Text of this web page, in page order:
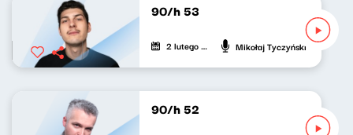
90/h 53
2 lutego 2022 Mikołaj Tyczyński
90/h 52